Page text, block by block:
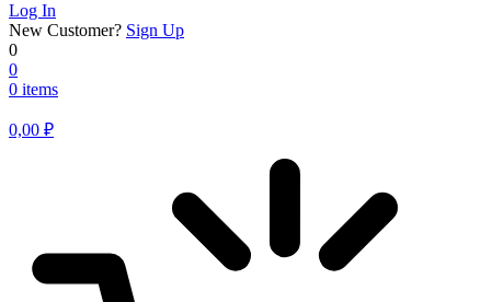
Log In
New Customer? Sign Up
0
0
0 items
0,00 ₽